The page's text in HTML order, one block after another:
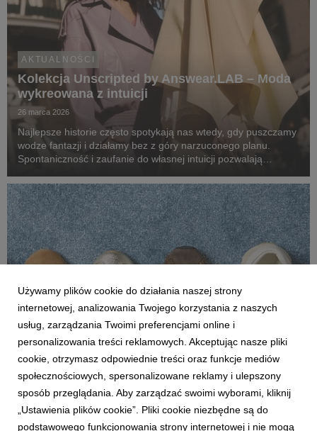
AKTUALNOŚCI
Kolekcja Unscripted by Answear.LAB – Moda
wykreowana z intuicji
26 marca 2026
Najlepsze historie często spotykają nas wtedy, gdy puszczamy
wodze fantazji i działamy bez z góry narzuconego planu.
Spontaniczność i zaufanie do własnej intuicji pozwalają
algorytmy i generowane opinie, odwaga, b...
AKTUALNOŚCI
Nowa kolekcja STATEMENT LEATHER by
Answear.LAB
26 stycznia 2026
Używamy plików cookie do działania naszej strony
internetowej, analizowania Twojego korzystania z naszych
usług, zarządzania Twoimi preferencjami online i
personalizowania treści reklamowych. Akceptując nasze pliki
cookie, otrzymasz odpowiednie treści oraz funkcje mediów
społecznościowych, spersonalizowane reklamy i ulepszony
sposób przeglądania. Aby zarządzać swoimi wyborami, kliknij
„Ustawienia plików cookie”. Pliki cookie niezbędne są do
podstawowego funkcjonowania strony internetowej i nie mogą